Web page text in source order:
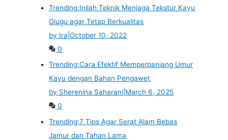
Trending:Inilah Teknik Menjaga Tekstur Kayu
Glugu agar Tetap Berkualitas
by Ira |October 10, 2022
0
Trending:Cara Efektif Memperpanjang Umur
Kayu dengan Bahan Pengawet
by Sherenina Saharani March 6, 2025
0
Trending:7 Tips Agar Serat Alam Bebas
Jamur dan Tahan Lama